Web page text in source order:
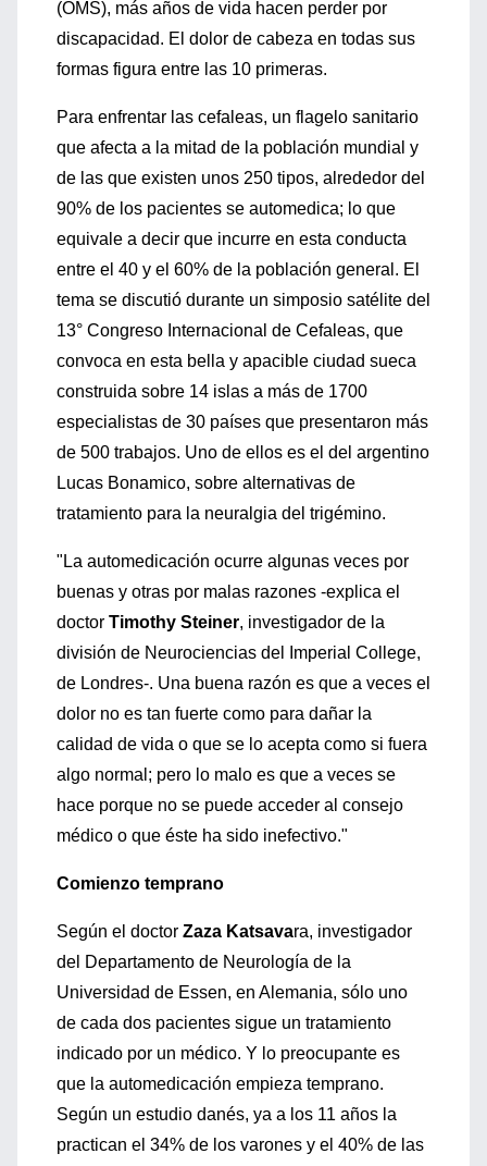
(OMS), más años de vida hacen perder por
discapacidad. El dolor de cabeza en todas sus
formas figura entre las 10 primeras.
Para enfrentar las cefaleas, un flagelo sanitario
que afecta a la mitad de la población mundial y
de las que existen unos 250 tipos, alrededor del
90% de los pacientes se automedica; lo que
equivale a decir que incurre en esta conducta
entre el 40 y el 60% de la población general. El
tema se discutió durante un simposio satélite del
13° Congreso Internacional de Cefaleas, que
convoca en esta bella y apacible ciudad sueca
construida sobre 14 islas a más de 1700
especialistas de 30 países que presentaron más
de 500 trabajos. Uno de ellos es el del argentino
Lucas Bonamico, sobre alternativas de
tratamiento para la neuralgia del trigémino.
"La automedicación ocurre algunas veces por
buenas y otras por malas razones -explica el
doctor Timothy Steiner, investigador de la
división de Neurociencias del Imperial College,
de Londres-. Una buena razón es que a veces el
dolor no es tan fuerte como para dañar la
calidad de vida o que se lo acepta como si fuera
algo normal; pero lo malo es que a veces se
hace porque no se puede acceder al consejo
médico o que éste ha sido inefectivo."
Comienzo temprano
Según el doctor Zaza Katsavara, investigador
del Departamento de Neurología de la
Universidad de Essen, en Alemania, sólo uno
de cada dos pacientes sigue un tratamiento
indicado por un médico. Y lo preocupante es
que la automedicación empieza temprano.
Según un estudio danés, ya a los 11 años la
practican el 34% de los varones y el 40% de las